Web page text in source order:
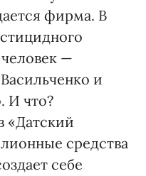
фирма. В
—
и
И что?
«Датский
средства
себе